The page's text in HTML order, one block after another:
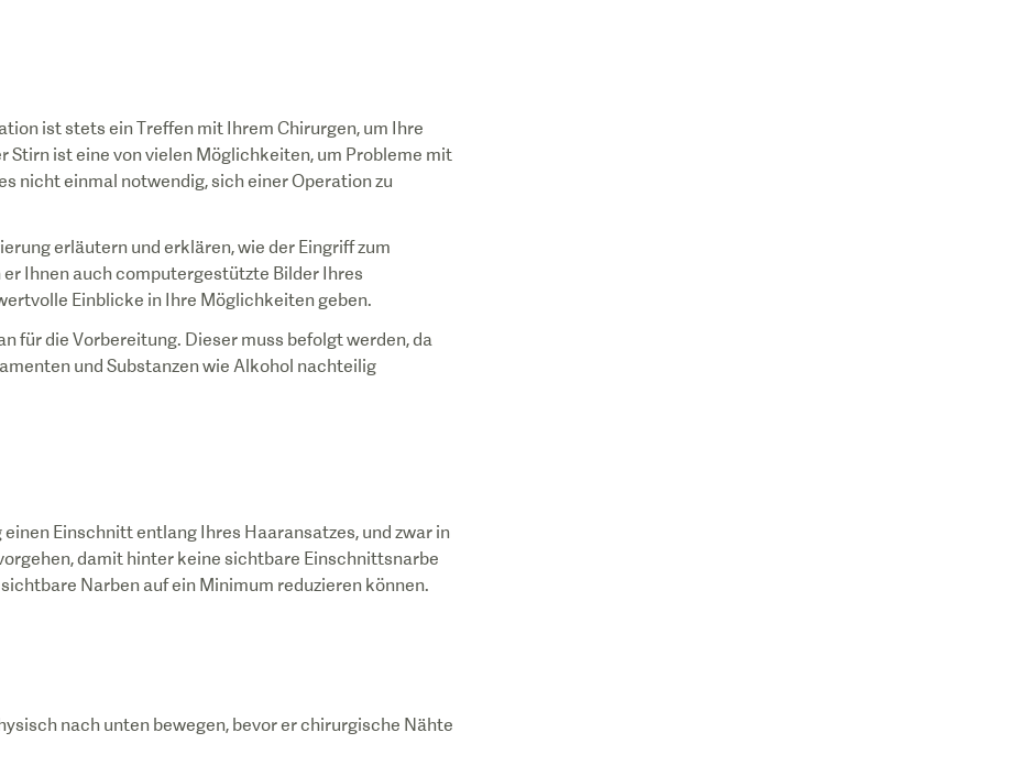
ist stets ein Treffen mit Ihrem Chirurgen, um Ihre
Stirn ist eine von vielen Möglichkeiten, um Probleme mit
nicht einmal notwendig, sich einer Operation zu
erläutern und erklären, wie der Eingriff zum
Ihnen auch computergestützte Bilder Ihres
Einblicke in Ihre Möglichkeiten geben.
für die Vorbereitung. Dieser muss befolgt werden, da
und Substanzen wie Alkohol nachteilig
Einschnitt entlang Ihres Haaransatzes, und zwar in
damit hinter keine sichtbare Einschnittsnarbe
Narben auf ein Minimum reduzieren können.
nach unten bewegen, bevor er chirurgische Nähte